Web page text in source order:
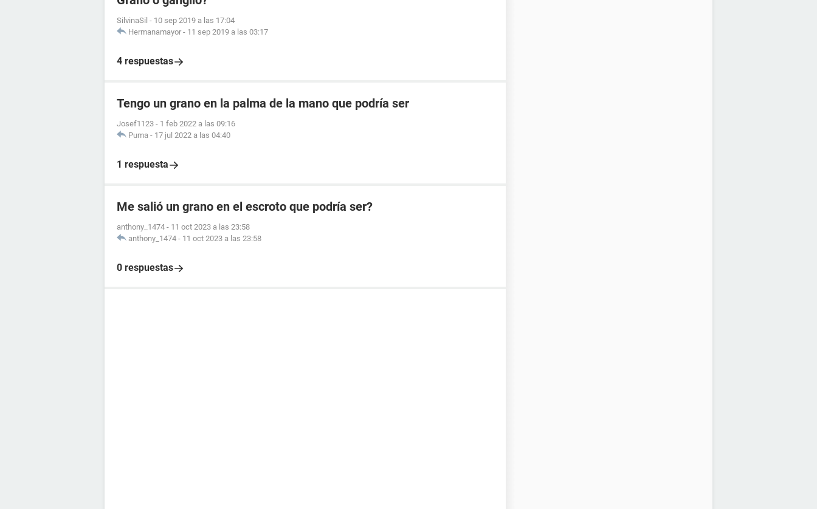
SilvinaSil - 10 sep 2019 a las 17:04
Hermanamayor - 11 sep 2019 a las 03:17
4 respuestas
Tengo un grano en la palma de la mano que podría ser
Josef1123 - 1 feb 2022 a las 09:16
Puma - 17 jul 2022 a las 04:40
1 respuesta
Me salió un grano en el escroto que podría ser?
anthony_1474 - 11 oct 2023 a las 23:58
anthony_1474 - 11 oct 2023 a las 23:58
0 respuestas